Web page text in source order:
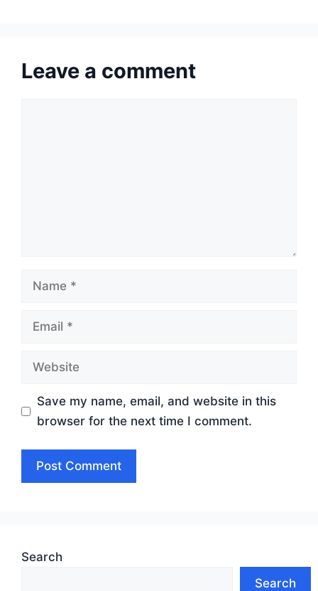
Leave a comment
Name
Email
Website
Save my name, email, and website in this
browser for the next time I comment.
Search
Search